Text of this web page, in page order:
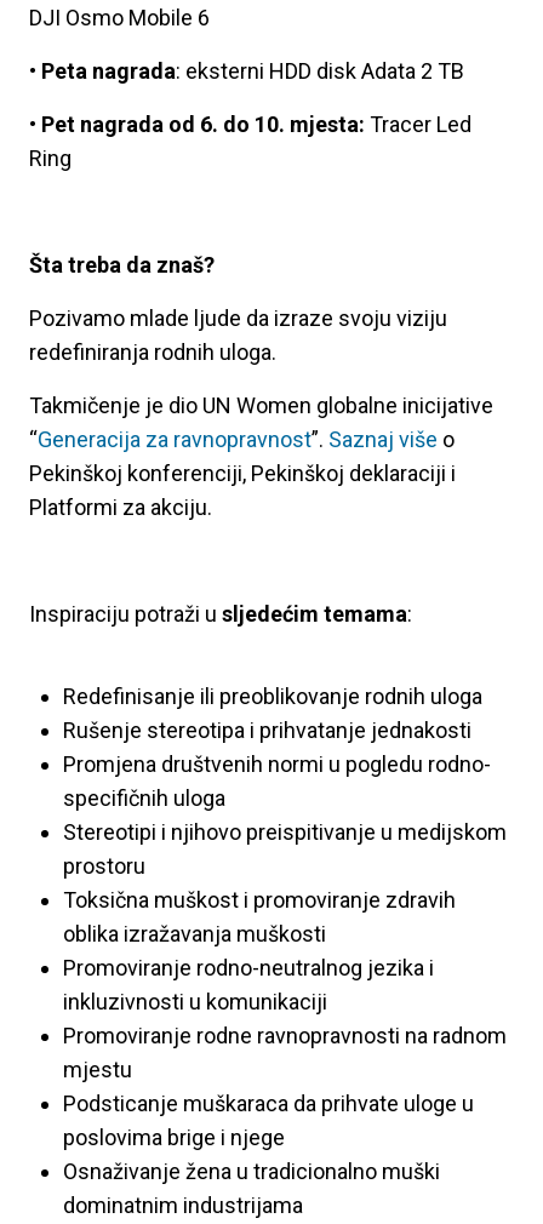
DJI Osmo Mobile 6
• Peta nagrada: eksterni HDD disk Adata 2 TB
• Pet nagrada od 6. do 10. mjesta: Tracer Led
Ring
Šta treba da znaš?
Pozivamo mlade ljude da izraze svoju viziju
redefiniranja rodnih uloga.
Takmičenje je dio UN Women globalne inicijative
“Generacija za ravnopravnost”. Saznaj više o
Pekinškoj konferenciji, Pekinškoj deklaraciji i
Platformi za akciju.
Inspiraciju potraži u sljedećim temama:
Redefinisanje ili preoblikovanje rodnih uloga
Rušenje stereotipa i prihvatanje jednakosti
Promjena društvenih normi u pogledu rodno-
specifičnih uloga
Stereotipi i njihovo preispitivanje u medijskom
prostoru
Toksična muškost i promoviranje zdravih
oblika izražavanja muškosti
Promoviranje rodno-neutralnog jezika i
inkluzivnosti u komunikaciji
Promoviranje rodne ravnopravnosti na radnom
mjestu
Podsticanje muškaraca da prihvate uloge u
poslovima brige i njege
Osnaživanje žena u tradicionalno muški
dominatnim industrijama